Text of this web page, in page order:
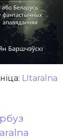
LItaralna